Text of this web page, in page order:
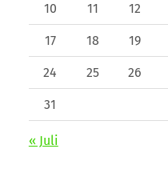
10 11 12
17 18 19
24 25 26
31
« Juli